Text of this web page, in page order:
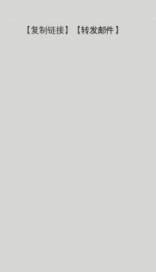
【复制链接】【转发邮件】